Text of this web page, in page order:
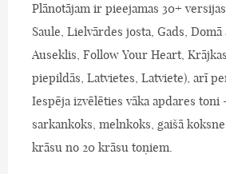
Plānotājam ir pieejamas 30+
Saule, Lielvārdes josta, Gads,
Auseklis, Follow Your Heart,
piepildās, Latvietes, Latviete), arī
Iespēja izvēlēties vāka apdares toni
sarkankoks, melnkoks, gaišā
krāsu no 20 krāsu toņiem.